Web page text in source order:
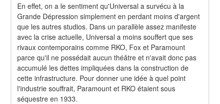
En effet, on a le sentiment qu'Universal a survécu à la
Grande Dépression simplement en perdant moins d'argent
que les autres studios. Dans un parallèle assez manifeste
avec la crise actuelle, Universal a moins souffert que ses
rivaux contemporains comme RKO, Fox et Paramount
parce qu'il ne possédait aucun théâtre et n'avait donc pas
accumulé les dettes impliquées dans la construction de
cette infrastructure. Pour donner une idée à quel point
l'industrie souffrait, Paramount et RKO étaient sous
séquestre en 1933.